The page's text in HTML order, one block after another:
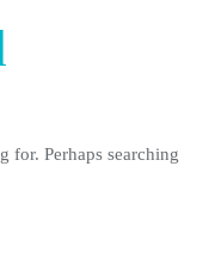
for. Perhaps searching